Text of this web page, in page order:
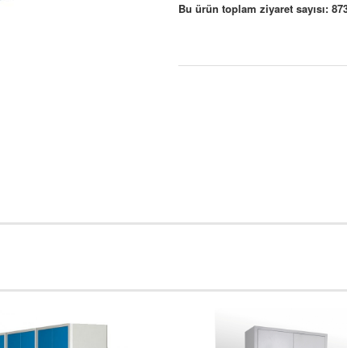
Bu ürün toplam ziyaret sayısı: